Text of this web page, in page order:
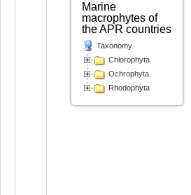
Marine
macrophytes of
the APR countries
Taxonomy
Chlorophyta
Ochrophyta
Rhodophyta